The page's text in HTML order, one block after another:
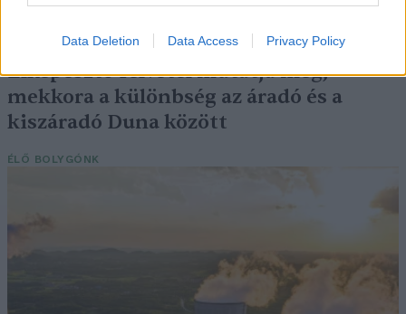
Data Deletion Data Access Privacy Policy
Elképesztő felvétel mutatja meg,
mekkora a különbség az áradó és a
kiszáradó Duna között
ÉLŐ BOLYGÓNK